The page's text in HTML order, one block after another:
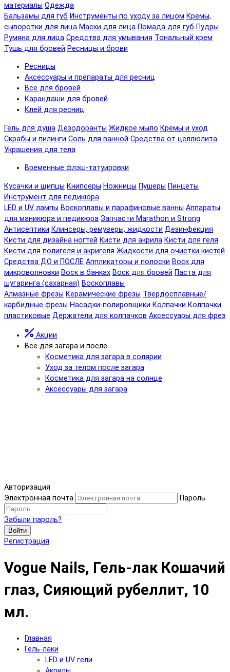
материалы Одежда
Бальзамы для губ Инструменты по уходу за лицом Кремы,
сыворотки для лица Маски для лица Помада для губ Пудры
Румяна для лица Средства для умывания Тональный крем
Тушь для бровей Ресницы и брови
Ресницы
Аксессуары и препараты для ресниц
Все для бровей
Карандаши для бровей
Клей для ресниц
Гель для душа Дезодоранты Жидкое мыло Кремы и уход
Скрабы и пилинги Соль для ванной Средства от целлюлита
Украшения для тела
Временные флэш-татуировки
Кусачки и щипцы Книпсеры Ножницы Пушеры Пинцеты
Инструмент для педикюра
LED и UV лампы Воскоплавы и парафиновые ванны Аппараты
для маникюра и педикюра Запчасти Marathon и Strong
Антисептики Клинсеры, ремуверы, жидкости Дезинфекция
Кисти для дизайна ногтей Кисти для акрила Кисти для геля
Кисти для полигеля и акригеля Жидкости для очистки кистей
Средства ДО и ПОСЛЕ Аппликаторы и полоски Воск для
микроволновки Воск в банках Воск для бровей Паста для
шугаринга (сахарная) Воскоплавы
Алмазные фрезы Керамические фрезы Твердосплавные/
карбидные фрезы Насадки-полировщики Колпачки Колпачки
пластиковые Держатели для колпачков Аксессуары для фрез
Акции
Все для загара и после
Косметика для загара в солярии
Уход за телом после загара
Косметика для загара на солнце
Аксессуары для загара
Авторизация
Электронная почта
Пароль
Забыли пароль?
Войти
Регистрация
Vogue Nails, Гель-лак Кошачий
глаз, Сияющий рубеллит, 10
мл.
Главная
Гель-лаки
LED и UV гели